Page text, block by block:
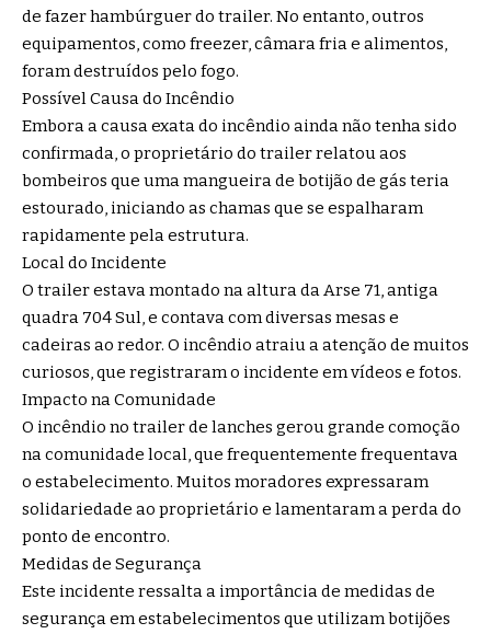
de fazer hambúrguer do trailer. No entanto, outros
equipamentos, como freezer, câmara fria e alimentos,
foram destruídos pelo fogo.
Possível Causa do Incêndio
Embora a causa exata do incêndio ainda não tenha sido
confirmada, o proprietário do trailer relatou aos
bombeiros que uma mangueira de botijão de gás teria
estourado, iniciando as chamas que se espalharam
rapidamente pela estrutura.
Local do Incidente
O trailer estava montado na altura da Arse 71, antiga
quadra 704 Sul, e contava com diversas mesas e
cadeiras ao redor. O incêndio atraiu a atenção de muitos
curiosos, que registraram o incidente em vídeos e fotos.
Impacto na Comunidade
O incêndio no trailer de lanches gerou grande comoção
na comunidade local, que frequentemente frequentava
o estabelecimento. Muitos moradores expressaram
solidariedade ao proprietário e lamentaram a perda do
ponto de encontro.
Medidas de Segurança
Este incidente ressalta a importância de medidas de
segurança em estabelecimentos que utilizam botijões